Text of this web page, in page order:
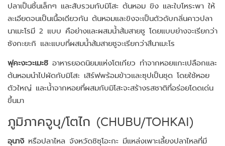
ปลาเป็นชิ้นเล็กๆ และสับรวมกับมิโสะ ต้นหอม ขิง และใบโหระพา ให้
ละเอียดจนเป็นเนื้อเดียวกัน ต้นหอมและขิงจะเป็นตัวดับกลิ่นคาวปลา
นาเมะโรมี 2 แบบ คือย่างและผสมน้ำส้มสายชู โดยแบบย่างจะเรียกว่า
ซังกะยะกิ และแบบที่ผสมน้ำส้มสายชูจะเรียกว่าสึนาเมะโร
ฟุคะงะวะเมะชิ อาหารยอดนิยมแห่งโตเกียว ทำจากหอยแกะเปลือกและ
ต้นหอมนำไปผัดกับมิโสะ เสิร์ฟพร้อมข้าวและซุปเป็นชุด โดยใช้หอย
ตัวใหญ่ และน้ำจากหอยที่ผสมกับมิโสะจะสร้างรสชาติที่อร่อยโดดเด่น
ขึ้นมา
ภูมิภาคจูบุ/โตไก (CHUBU/TOHKAI)
อุนางิหรือปลาไหล จังหวัดชิซุโอะกะ มีแหล่งเพาะเลี้ยงปลาไหลที่มี